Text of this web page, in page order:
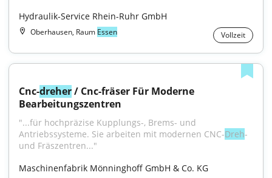
Hydraulik-Service Rhein-Ruhr GmbH
Oberhausen, Raum Essen Vollzeit
Cnc-dreher / Cnc-fräser Für Moderne
Bearbeitungszentren
"...für hochpräzise Kupplungs-, Brems- und
Antriebssysteme. Sie arbeiten mit modernen CNC-Dreh-
und Fräszentren..."
Maschinenfabrik Mönninghoff GmbH & Co. KG